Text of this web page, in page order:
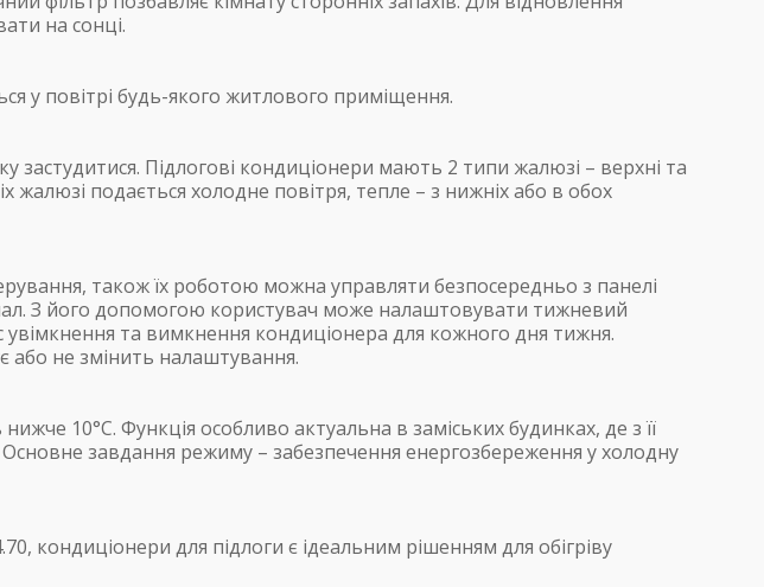
на сонці.
у повітрі будь-якого житлового приміщення.
застудитися. Підлогові кондиціонери мають 2 типи жалюзі – верхні та
жалюзі подається холодне повітря, тепле – з нижніх або в обох
також їх роботою можна управляти безпосередньо з панелі
З його допомогою користувач може налаштовувати тижневий
та вимкнення кондиціонера для кожного дня тижня.
не змінить налаштування.
10°С. Функція особливо актуальна в заміських будинках, де з її
завдання режиму – забезпечення енергозбереження у холодну
кондиціонери для підлоги є ідеальним рішенням для обігріву